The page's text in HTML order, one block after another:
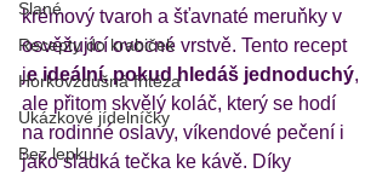
Slané
Recepty do krabiček
Horkovzdušná fritéza
Ukázkové jídelníčky
Bez lepku
krémový tvaroh a šťavnaté meruňky v
osvěžující ovocné vrstvě. Tento recept
je ideální, pokud hledáš jednoduchý,
ale přitom skvělý koláč, který se hodí
na rodinné oslavy, víkendové pečení i
jako sladká tečka ke kávě. Díky